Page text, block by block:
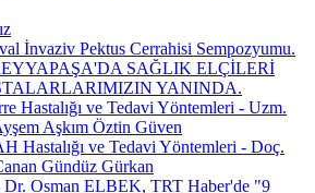
İnvaziv Pektus Cerrahisi Sempozyumu.
SAĞLIK ELÇİLERİ
YANINDA.
Hastalığı ve Tedavi Yöntemleri - Uzm.
Aşkım Öztin Güven
Hastalığı ve Tedavi Yöntemleri - Doç.
Gündüz Gürkan
Dr. Osman ELBEK, TRT Haber'de "9